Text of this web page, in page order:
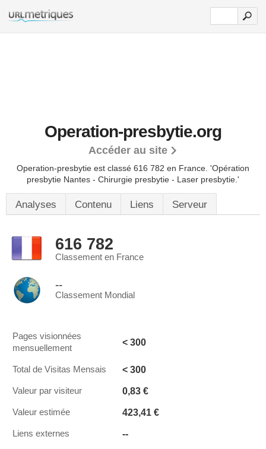
Operation-presbytie.org
Accéder au site
Operation-presbytie est classé 616 782 en France. 'Opération
presbytie Nantes - Chirurgie presbytie - Laser presbytie.'
Analyses Contenu Liens Serveur
616 782
Classement en France
--
Classement Mondial
Pages visionnées
mensuellement
< 300
Total de Visitas Mensais < 300
Valeur par visiteur 0,83 €
Valeur estimée 423,41 €
Liens externes --